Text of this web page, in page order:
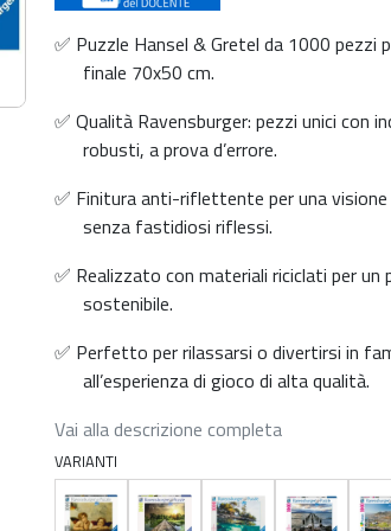
✅ Puzzle Hansel & Gretel da 1000 pezzi
finale 70x50 cm.
✅ Qualità Ravensburger: pezzi unici con
robusti, a prova d’errore.
✅ Finitura anti-riflettente per una
senza fastidiosi riflessi.
✅ Realizzato con materiali riciclati per un
sostenibile.
✅ Perfetto per rilassarsi o divertirsi in
all’esperienza di gioco di alta qualità.
Vai alla descrizione completa
VARIANTI